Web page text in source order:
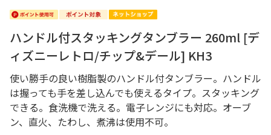
ハンドル付スタッキングタンブラー 260ml [デ
ィズニーレトロ/チップ&デール] KH3
使い勝手の良い樹脂製のハンドル付タンブラー。ハンドル
は握っても手を差し込んでも使えるタイプ。スタッキング
できる。食洗機で洗える。電子レンジにも対応。オーブ
ン、直火、たわし、煮沸は使用不可。